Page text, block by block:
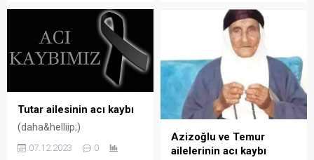
Tutar ailesinin acı kaybı
(daha&helliip;)
07.12.2023 0
Azizoğlu ve Temur
ailelerinin acı kaybı